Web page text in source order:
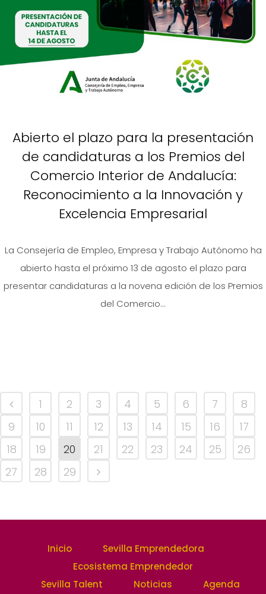
Abierto el plazo para la presentación
de candidaturas a los Premios del
Comercio Interior de Andalucía:
Reconocimiento a la Innovación y
Excelencia Empresarial
La Consejería de Empleo, Empresa y Trabajo Autónomo ha
abierto hasta el próximo 13 de agosto el plazo para
presentar candidaturas a la novena edición de los Premios
del Comercio...
1 2 3 4 5 6 7
8
9
10 11 12 13 14 15 16
17
18
19 20 21 22 23 24 25
26
27
28 29
Inicio
Sevilla Emprendedora
Ecosistema Emprendedor
Sevilla Talent
Noticias Agenda